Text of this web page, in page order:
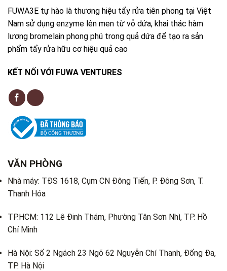
FUWA3E tự hào là thương hiệu tẩy rửa tiên phong tại Việt
Nam sử dụng enzyme lên men từ vỏ dứa, khai thác hàm
lượng bromelain phong phú trong quả dứa để tạo ra sản
phẩm tẩy rửa hữu cơ hiệu quả cao
KẾT NỐI VỚI FUWA VENTURES
VĂN PHÒNG
Nhà máy: TĐS 1618, Cụm CN Đông Tiến, P. Đông Sơn, T.
Thanh Hóa
TP.HCM: 112 Lê Đinh Thám, Phường Tân Sơn Nhì, TP. Hồ
Chí Minh
Hà Nội: Số 2 Ngách 23 Ngõ 62 Nguyễn Chí Thanh, Đống Đa,
TP. Hà Nội